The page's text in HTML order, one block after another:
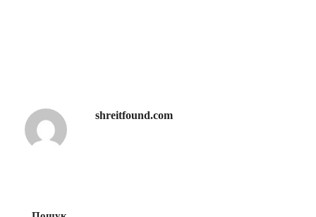
shreitfound.com